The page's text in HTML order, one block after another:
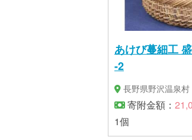
あけび蔓細工
-2
長野県野沢温泉村
寄附金額：
1個